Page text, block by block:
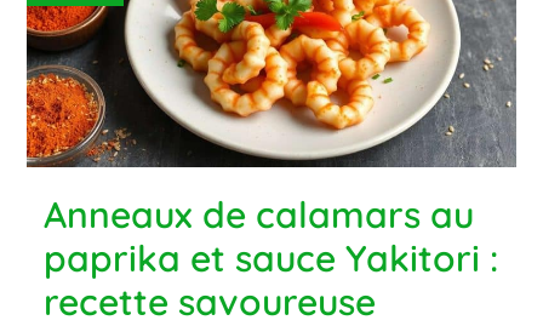
Anneaux de calamars au
paprika et sauce Yakitori :
recette savoureuse